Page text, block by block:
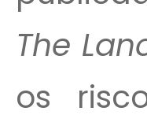
The
os